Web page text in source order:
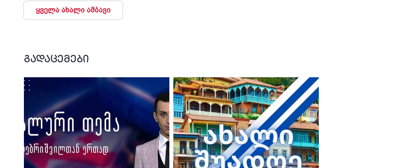
ყველა ახალი ამბავი
გადაცემები